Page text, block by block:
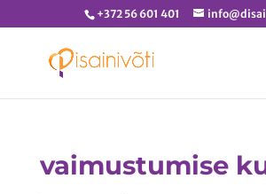
+372 56 601 401
vaimustumise